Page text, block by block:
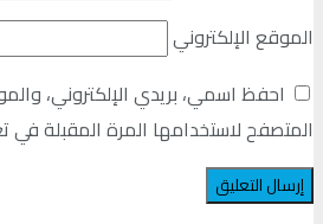
الموقع الإلكتروني
احفظ اسمي، بريدي الإلكتروني،
المتصفح لاستخدامها المرة المقبلة في